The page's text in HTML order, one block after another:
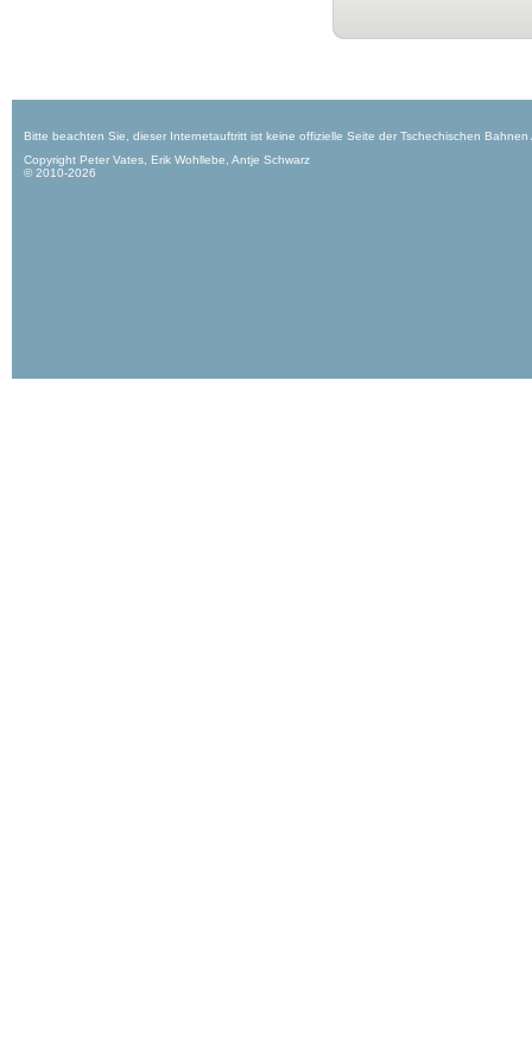
Bitte beachten Sie, dieser Internetauftritt ist keine offizielle Seite der Tschechischen
Copyright Peter Vates, Erik Wohllebe, Antje Schwarz
© 2010-2026